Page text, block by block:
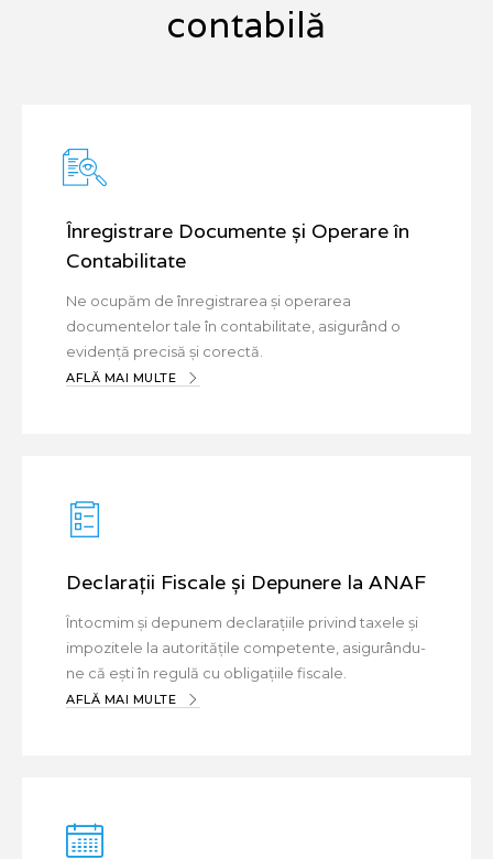
contabilă
Înregistrare Documente și Operare în
Contabilitate
Ne ocupăm de înregistrarea și operarea
documentelor tale în contabilitate, asigurând o
evidență precisă și corectă.
AFLĂ MAI MULTE
Declarații Fiscale și Depunere la ANAF
Întocmim și depunem declarațiile privind taxele și
impozitele la autoritățile competente, asigurându-
ne că ești în regulă cu obligațiile fiscale.
AFLĂ MAI MULTE